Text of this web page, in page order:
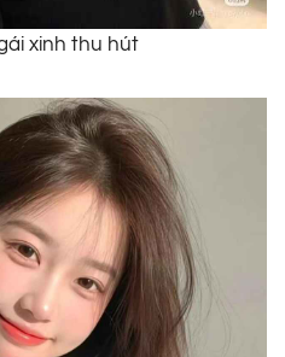
xinh thu hút